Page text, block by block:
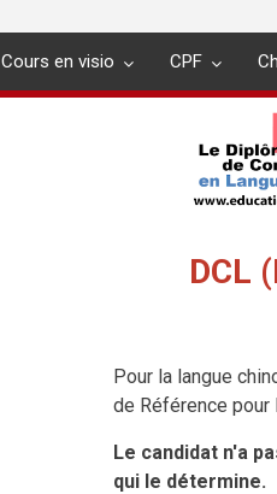
Cours en visio CPF
DCL
Pour la langue
de Référence pour
Le candidat n'a
qui le détermine.